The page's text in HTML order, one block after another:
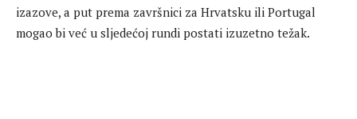
izazove, a put prema završnici za Hrvatsku ili Portugal
mogao bi već u sljedećoj rundi postati izuzetno težak.